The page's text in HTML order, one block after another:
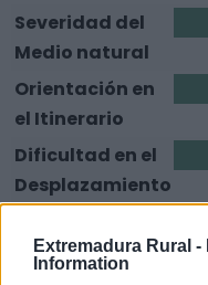
Extremadura Rural -
Information
Severidad del
Medio natural
Orientación en
el Itinerario
Dificultad en el
Desplazamiento
Esfuerzo